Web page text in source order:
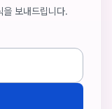
보내드립니다.